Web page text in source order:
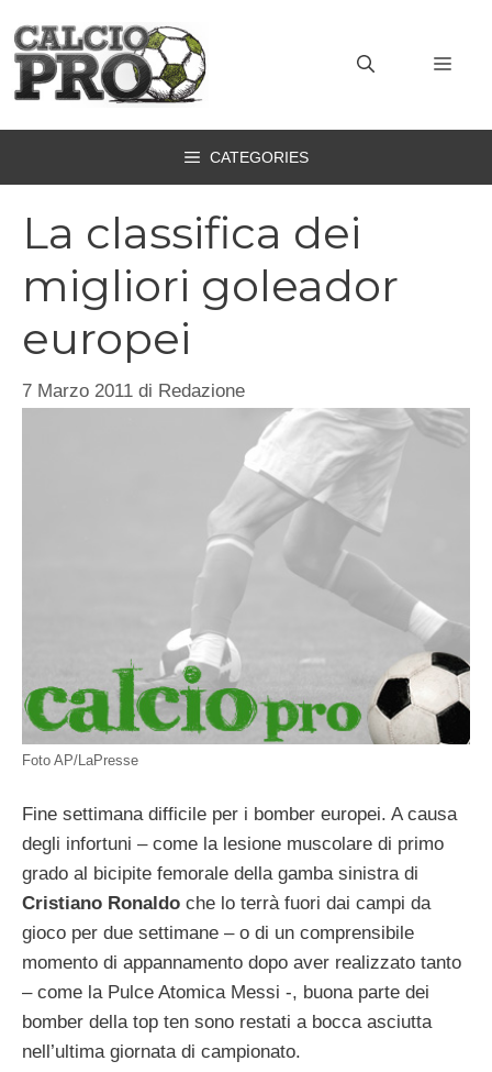
contenuto
CATEGORIES
La classifica dei
migliori goleador
europei
7 Marzo 2011 di Redazione
Foto AP/LaPresse
Fine settimana difficile per i bomber europei. A causa
degli infortuni – come la lesione muscolare di primo
grado al bicipite femorale della gamba sinistra di
Cristiano Ronaldo che lo terrà fuori dai campi da
gioco per due settimane – o di un comprensibile
momento di appannamento dopo aver realizzato tanto
– come la Pulce Atomica Messi -, buona parte dei
bomber della top ten sono restati a bocca asciutta
nell’ultima giornata di campionato.